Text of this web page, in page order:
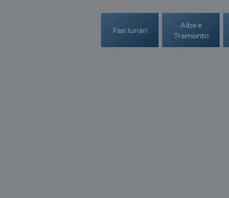
Fasi lunari
Alba e
Tramonto